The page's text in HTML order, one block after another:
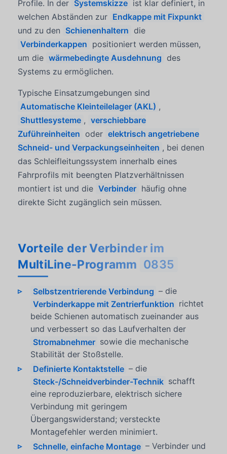
Profile. In der Systemskizze ist klar definiert, in
welchen Abständen zur Endkappe mit Fixpunkt
und zu den Schienenhaltern die
Verbinderkappen positioniert werden müssen,
um die wärmebedingte Ausdehnung des
Systems zu ermöglichen.
Typische Einsatzumgebungen sind
Automatische Kleinteilelager (AKL) ,
Shuttlesysteme , verschiebbare
Zuführeinheiten oder elektrisch angetriebene
Schneid- und Verpackungseinheiten , bei denen
das Schleifleitungssystem innerhalb eines
Fahrprofils mit beengten Platzverhältnissen
montiert ist und die Verbinder häufig ohne
direkte Sicht zugänglich sein müssen.
Vorteile der Verbinder im
MultiLine-Programm 0835
Selbstzentrierende Verbindung – die
Verbinderkappe mit Zentrierfunktion richtet
beide Schienen automatisch zueinander aus
und verbessert so das Laufverhalten der
Stromabnehmer sowie die mechanische
Stabilität der Stoßstelle.
Definierte Kontaktstelle – die
Steck-/Schneidverbinder-Technik schafft
eine reproduzierbare, elektrisch sichere
Verbindung mit geringem
Übergangswiderstand; versteckte
Montagefehler werden minimiert.
Schnelle, einfache Montage – Verbinder und